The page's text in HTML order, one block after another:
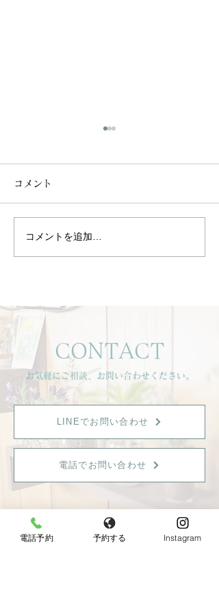
初めてご来店のお客様よ
コメント
コメントを追加…
CONTACT
お気軽にご相談、お問い合わせください。
LINEでお問い合わせ
電話でお問い合わせ
電話予約 予約する Instagram